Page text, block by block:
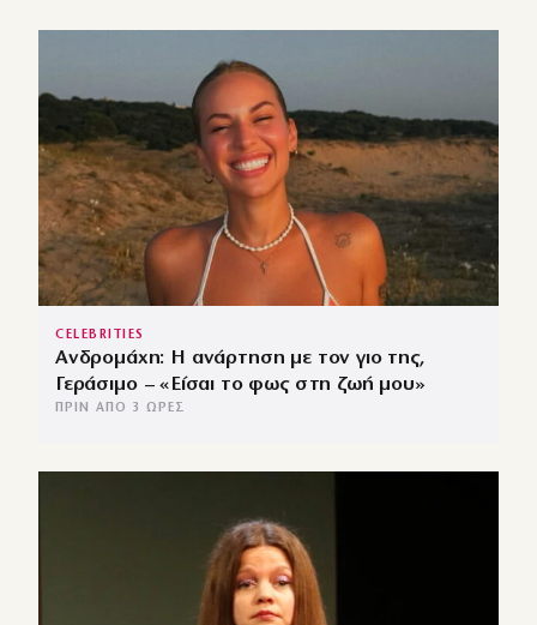
CELEBRITIES
Ανδρομάχη: Η ανάρτηση με τον γιο της,
Γεράσιμο – «Είσαι το φως στη ζωή μου»
ΠΡΙΝ ΑΠΌ 3 ΏΡΕΣ